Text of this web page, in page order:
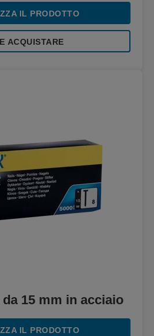
IL PRODOTTO
ACQUISTARE
15 mm in acciaio
IL PRODOTTO